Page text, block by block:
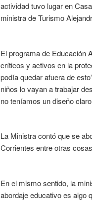
actividad tuvo lugar en
ministra de Turismo
El programa de Educación
críticos y activos en la
podía quedar afuera de
niños lo vayan a trabajar
no teníamos un diseño
La Ministra contó que se
Corrientes entre otras
En el mismo sentido, la
abordaje educativo es algo